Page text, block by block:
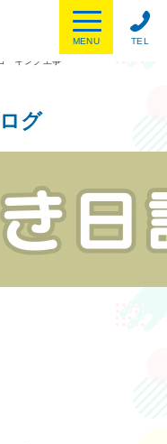
TEL
MENU
ーキング工事
グ